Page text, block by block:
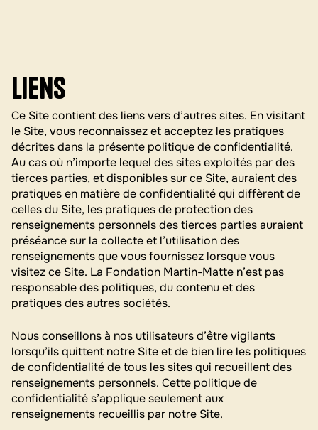
Liens
Ce Site contient des liens vers d’autres sites. En visitant
le Site, vous reconnaissez et acceptez les pratiques
décrites dans la présente politique de confidentialité.
Au cas où n’importe lequel des sites exploités par des
tierces parties, et disponibles sur ce Site, auraient des
pratiques en matière de confidentialité qui diffèrent de
celles du Site, les pratiques de protection des
renseignements personnels des tierces parties auraient
préséance sur la collecte et l’utilisation des
renseignements que vous fournissez lorsque vous
visitez ce Site. La Fondation Martin-Matte n’est pas
responsable des politiques, du contenu et des
pratiques des autres sociétés.
Nous conseillons à nos utilisateurs d’être vigilants
lorsqu’ils quittent notre Site et de bien lire les politiques
de confidentialité de tous les sites qui recueillent des
renseignements personnels. Cette politique de
confidentialité s’applique seulement aux
renseignements recueillis par notre Site.